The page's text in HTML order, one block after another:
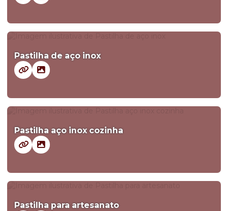
Pastilha de aço inox
Pastilha aço inox cozinha
Pastilha para artesanato